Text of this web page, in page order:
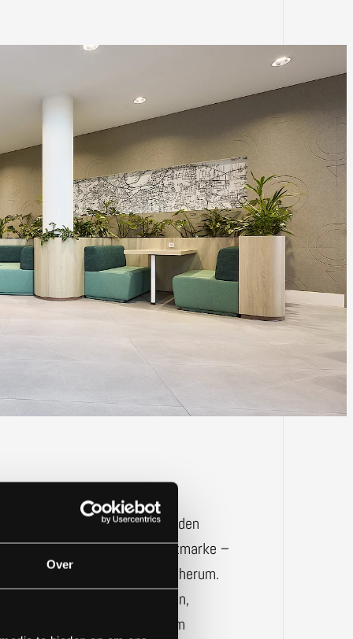
Over
nach Berlin und nahm dort den
für eine bekannte Sportmarke –
Peter führte ihn selbst herum.
die Räumlichkeiten gehen,
was funktioniert hat. In dem